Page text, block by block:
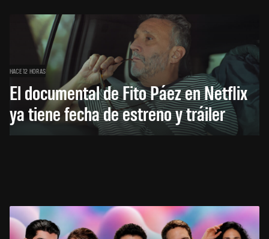
HACE 12 HORAS
El documental de Fito Páez en Netflix
ya tiene fecha de estreno y tráiler